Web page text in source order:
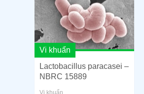
Vi khuẩn
Lactobacillus paracasei –
NBRC 15889